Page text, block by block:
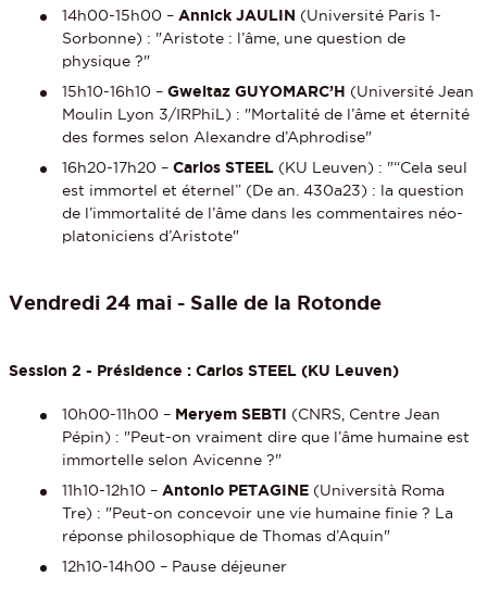
14h00-15h00 – Annick JAULIN (Université Paris 1-
Sorbonne) : "Aristote : l’âme, une question de
physique ?"
15h10-16h10 –Gweltaz GUYOMARC’H (Université Jean
Moulin Lyon 3/IRPhiL) : "Mortalité de l’âme et éternité
des formes selon Alexandre d’Aphrodise"
16h20-17h20 –Carlos STEEL (KU Leuven) : "“Cela seul
est immortel et éternel” (De an. 430a23) : la question
de l’immortalité de l’âme dans les commentaires néo-
platoniciens d’Aristote"
Vendredi 24 mai - Salle de la Rotonde
Session 2 - Présidence : Carlos STEEL (KU Leuven)
10h00-11h00 – Meryem SEBTI (CNRS, Centre Jean
Pépin) : "Peut-on vraiment dire que l’âme humaine est
immortelle selon Avicenne ?"
11h10-12h10 – Antonio PETAGINE (Università Roma
Tre) : "Peut-on concevoir une vie humaine finie ? La
réponse philosophique de Thomas d’Aquin"
12h10-14h00 – Pause déjeuner